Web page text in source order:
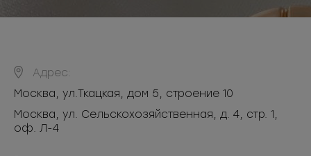
Адрес:
Москва, ул.Ткацкая, дом 5, строение 10
Москва, ул. Сельскохозяйственная, д. 4, стр. 1,
оф. Л-4